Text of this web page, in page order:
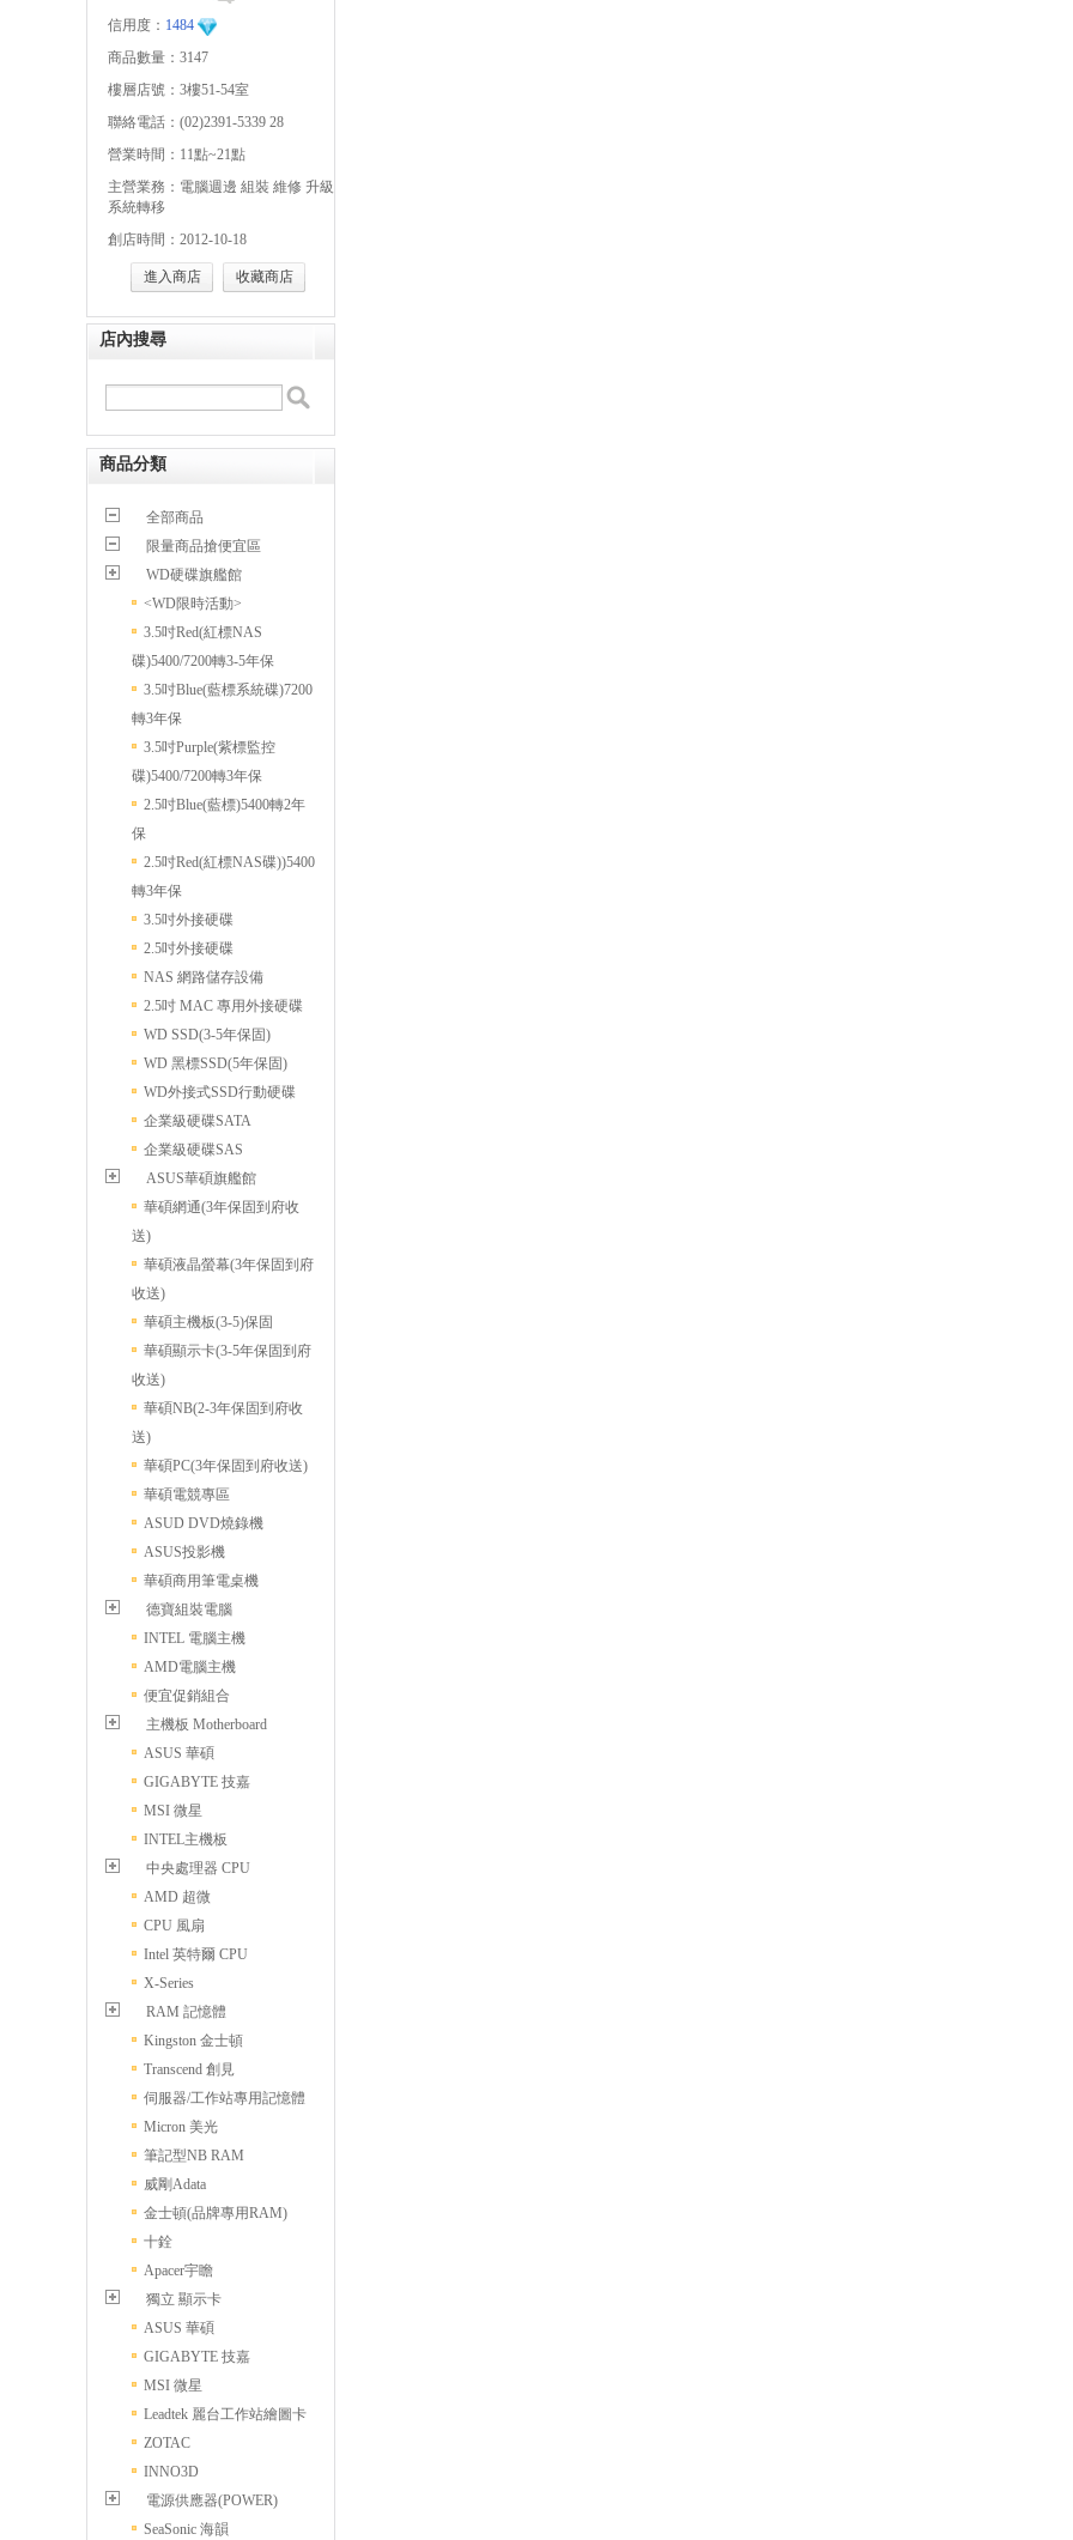
信用度： 1484
商品數量：3147
樓層店號：3樓51-54室
聯絡電話：(02)2391-5339 28
營業時間：11點~21點
主營業務：電腦週邊 組裝 維修 升級
系統轉移
創店時間：2012-10-18
進入商店 收藏商店
店內搜尋
商品分類
全部商品
限量商品搶便宜區
WD硬碟旗艦館
<WD限時活動>
3.5吋Red(紅標NAS
碟)5400/7200轉3-5年保
3.5吋Blue(藍標系統碟)7200
轉3年保
3.5吋Purple(紫標監控
碟)5400/7200轉3年保
2.5吋Blue(藍標)5400轉2年
保
2.5吋Red(紅標NAS碟))5400
轉3年保
3.5吋外接硬碟
2.5吋外接硬碟
NAS 網路儲存設備
2.5吋 MAC 專用外接硬碟
WD SSD(3-5年保固)
WD 黑標SSD(5年保固)
WD外接式SSD行動硬碟
企業級硬碟SATA
企業級硬碟SAS
ASUS華碩旗艦館
華碩網通(3年保固到府收
送)
華碩液晶螢幕(3年保固到府
收送)
華碩主機板(3-5)保固
華碩顯示卡(3-5年保固到府
收送)
華碩NB(2-3年保固到府收
送)
華碩PC(3年保固到府收送)
華碩電競專區
ASUD DVD燒錄機
ASUS投影機
華碩商用筆電桌機
德寶組裝電腦
INTEL 電腦主機
AMD電腦主機
便宜促銷組合
主機板 Motherboard
ASUS 華碩
GIGABYTE 技嘉
MSI 微星
INTEL主機板
中央處理器 CPU
AMD 超微
CPU 風扇
Intel 英特爾 CPU
X-Series
RAM 記憶體
Kingston 金士頓
Transcend 創見
伺服器/工作站專用記憶體
Micron 美光
筆記型NB RAM
威剛Adata
金士頓(品牌專用RAM)
十銓
Apacer宇瞻
獨立 顯示卡
ASUS 華碩
GIGABYTE 技嘉
MSI 微星
Leadtek 麗台工作站繪圖卡
ZOTAC
INNO3D
電源供應器(POWER)
SeaSonic 海韻